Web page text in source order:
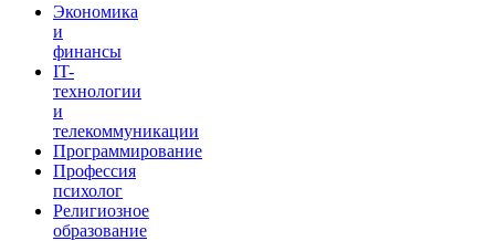
Экономика
и
финансы
IT-
технологии
и
телекоммуникации
Программирование
Профессия
психолог
Религиозное
образование